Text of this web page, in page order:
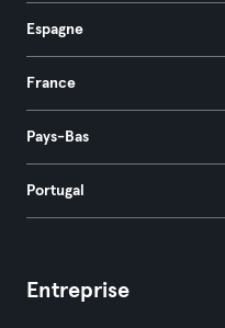
Espagne
France
Pays-Bas
Portugal
Entreprise